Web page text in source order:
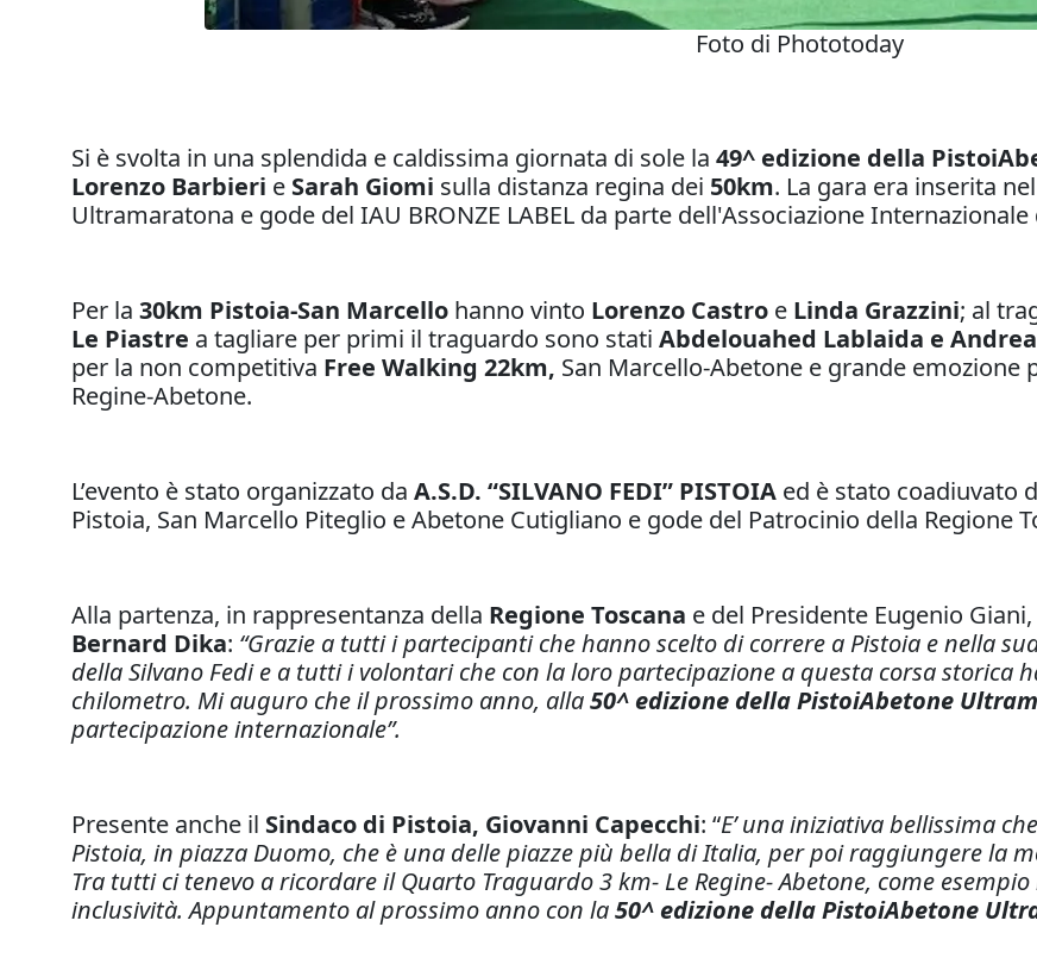
Foto di Phototoday
Si è svolta in una splendida e caldissima giornata di sole la 49^ edizione della
Lorenzo Barbieri e Sarah Giomi sulla distanza regina dei 50km. La gara era inserita
Ultramaratona e gode del IAU BRONZE LABEL da parte dell'Associazione
Per la 30km Pistoia-San Marcello hanno vinto Lorenzo Castro e Linda Grazzini; al
Le Piastre a tagliare per primi il traguardo sono stati Abdelouahed Lablaida e
per la non competitiva Free Walking 22km, San Marcello-Abetone e grande emozione
Regine-Abetone.
L’evento è stato organizzato da A.S.D. “SILVANO FEDI” PISTOIA ed è stato coadiuvato
Pistoia, San Marcello Piteglio e Abetone Cutigliano e gode del Patrocinio della Regione
Alla partenza, in rappresentanza della Regione Toscana e del Presidente Eugenio
Bernard Dika: “Grazie a tutti i partecipanti che hanno scelto di correre a Pistoia e nella
della Silvano Fedi e a tutti i volontari che con la loro partecipazione a questa corsa storica
chilometro. Mi auguro che il prossimo anno, alla50^ edizione della PistoiAbetone
partecipazione internazionale”.
Presente anche il Sindaco di Pistoia, Giovanni Capecchi: “E’ una iniziativa bellissima
Pistoia, in piazza Duomo, che è una delle piazze più bella di Italia, per poi raggiungere la
Tra tutti ci tenevo a ricordare il Quarto Traguardo 3 km- Le Regine- Abetone, come
inclusività. Appuntamento al prossimo anno con la50^ edizione della PistoiAbetone